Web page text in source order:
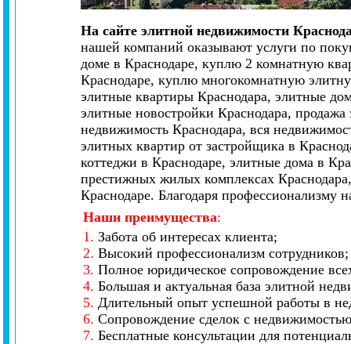
На сайте элитной недвижимости
нашей компаний оказывают услуги по
доме в Краснодаре, куплю 2 комнатную
Краснодаре, куплю многокомнатную
элитные квартиры Краснодара, элитные
элитные новостройки Краснодара,
недвижимость Краснодара, вся
элитных квартир от застройщика в
коттеджи в Краснодаре, элитные дома в
престижных жилых комплексах
Краснодаре. Благодаря
Наши преимущества:
1. Забота об интересах клиента;
2. Высокий профессионализм сотрудников;
3. Полное юридическое сопровождение
4. Большая и актуальная база элитной
5. Длительный опыт успешной работы в
6. Сопровождение сделок с
7. Бесплатные консультации для